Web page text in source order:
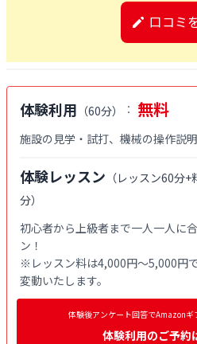
口コミ
体験利用 （60分） ： 無料
施設の見学・試打、機械の操作説
体験レッスン （レッスン60分+
分）
初心者から上級者まで一人一人に
ン！
※レッスン料は4,000円〜5,000円
変動いたします。
体験後アンケート回答でAmazonギ
体験利用のご予約